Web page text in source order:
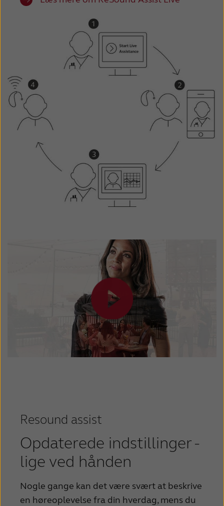
Resound assist
Opdaterede indstillinger -
lige ved hånden
Nogle gange kan det være svært at beskrive
en høreoplevelse fra din hverdag, mens du